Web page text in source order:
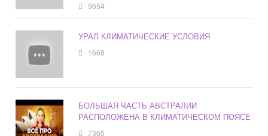
9654
УРАЛ КЛИМАТИЧЕСКИЕ УСЛОВИЯ
1668
БОЛЬШАЯ ЧАСТЬ АВСТРАЛИИ
РАСПОЛОЖЕНА В КЛИМАТИЧЕСКОМ ПОЯСЕ
7365